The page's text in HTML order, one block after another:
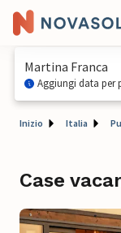
Martina Franca
Aggiungi data per
Inizio Italia
Case